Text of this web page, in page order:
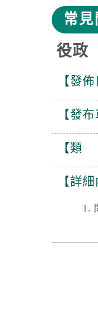
常見
役政
發佈
發布
類
詳細